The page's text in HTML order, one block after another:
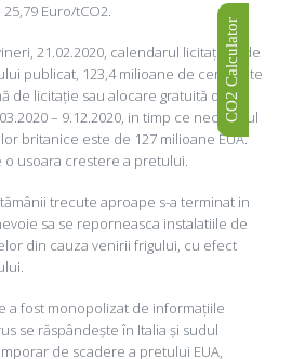
Euro/tCO2.
21.02.2020, calendarul licitațiilor de
publicat, 123,4 milioane de certificate
de licitație sau alocare gratuită din
– 9.12.2020, in timp ce necesarul
britanice este de 127 milioane EUA.
o usoara crestere a pretului.
trecute aproape s-a terminat in
sa se reporneasca instalatiile de
din cauza venirii frigului, cu efect
a fost monopolizat de informațiile
se răspândește în Italia și sudul
de scadere a pretului EUA,
CO2 Calculator